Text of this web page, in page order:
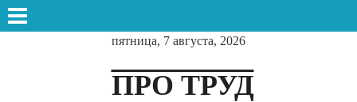
пятница, 7 августа, 2026
ПРО ТРУД